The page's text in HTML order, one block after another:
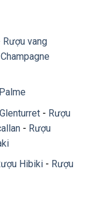
Rượu vang
- Rượu
- Rượu
Hibiki- Rượu